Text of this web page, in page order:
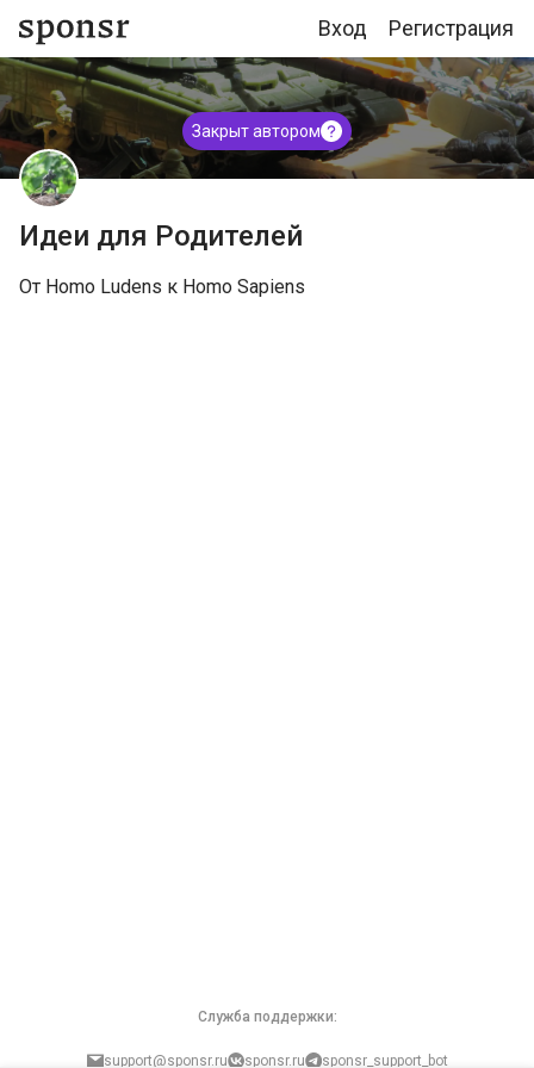
Вход Регистрация
Закрыт автором
Идеи для Родителей
От Homo Ludens к Homo Sapiens
Служба поддержки:
support@sponsr.ru sponsr.ru sponsr_support_bot